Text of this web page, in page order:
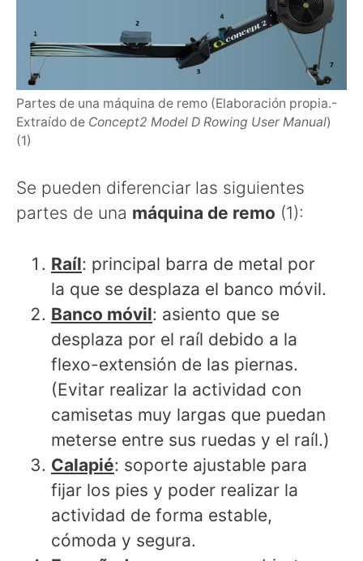
Partes de una máquina de remo (Elaboración propia.-
Extraído de Concept2 Model D Rowing User Manual)
(1)
Se pueden diferenciar las siguientes
partes de una máquina de remo (1):
Raíl: principal barra de metal por
la que se desplaza el banco móvil.
Banco móvil: asiento que se
desplaza por el raíl debido a la
flexo-extensión de las piernas.
(Evitar realizar la actividad con
camisetas muy largas que puedan
meterse entre sus ruedas y el raíl.)
Calapié: soporte ajustable para
fijar los pies y poder realizar la
actividad de forma estable,
cómoda y segura.